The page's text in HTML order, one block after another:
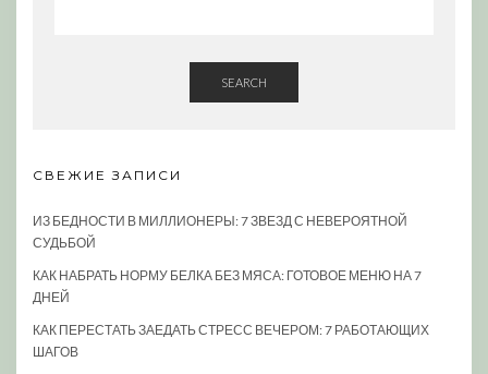
SEARCH
СВЕЖИЕ ЗАПИСИ
ИЗ БЕДНОСТИ В МИЛЛИОНЕРЫ: 7 ЗВЕЗД С НЕВЕРОЯТНОЙ
СУДЬБОЙ
КАК НАБРАТЬ НОРМУ БЕЛКА БЕЗ МЯСА: ГОТОВОЕ МЕНЮ НА 7
ДНЕЙ
КАК ПЕРЕСТАТЬ ЗАЕДАТЬ СТРЕСС ВЕЧЕРОМ: 7 РАБОТАЮЩИХ
ШАГОВ